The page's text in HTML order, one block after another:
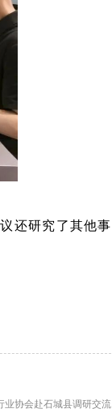
还研究了其他事
业协会赴石城县调研交流